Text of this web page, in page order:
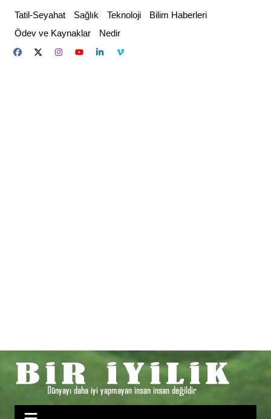
content
Tatil-Seyahat Sağlık Teknoloji
Bilim Haberleri
Ödev ve Kaynaklar
Nedir